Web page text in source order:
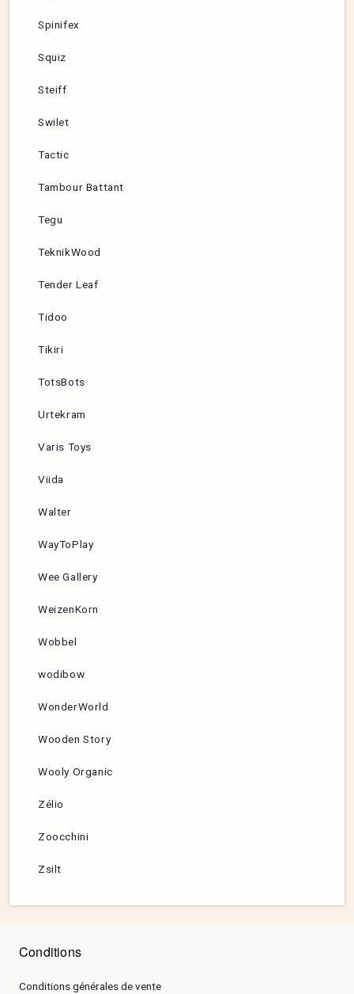
Spinifex
Squiz
Steiff
Swilet
Tactic
Tambour Battant
Tegu
TeknikWood
Tender Leaf
Tidoo
Tikiri
TotsBots
Urtekram
Varis Toys
Viida
Walter
WayToPlay
Wee Gallery
WeizenKorn
Wobbel
wodibow
WonderWorld
Wooden Story
Wooly Organic
Zélio
Zoocchini
Zsilt
Conditions
Conditions générales de vente